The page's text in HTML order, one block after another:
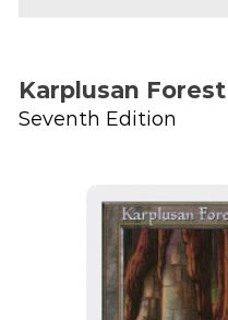
Karplusan Forest
Seventh Edition